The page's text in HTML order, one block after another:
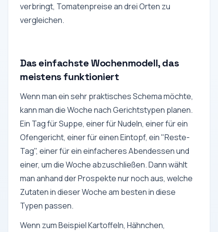
verbringt, Tomatenpreise an drei Orten zu
vergleichen.
Das einfachste Wochenmodell, das
meistens funktioniert
Wenn man ein sehr praktisches Schema möchte,
kann man die Woche nach Gerichtstypen planen.
Ein Tag für Suppe, einer für Nudeln, einer für ein
Ofengericht, einer für einen Eintopf, ein "Reste-
Tag", einer für ein einfacheres Abendessen und
einer, um die Woche abzuschließen. Dann wählt
man anhand der Prospekte nur noch aus, welche
Zutaten in dieser Woche am besten in diese
Typen passen.
Wenn zum Beispiel Kartoffeln, Hähnchen,